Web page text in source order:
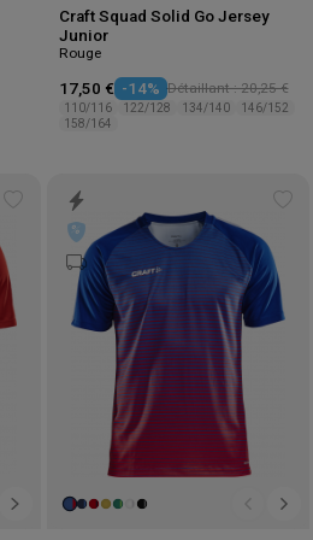
Craft Squad Solid Go Jersey
Junior
Rouge
17,50 € -14% Détaillant : 20,25 €
110/116 122/128 134/140
146/152
158/164
wishlist